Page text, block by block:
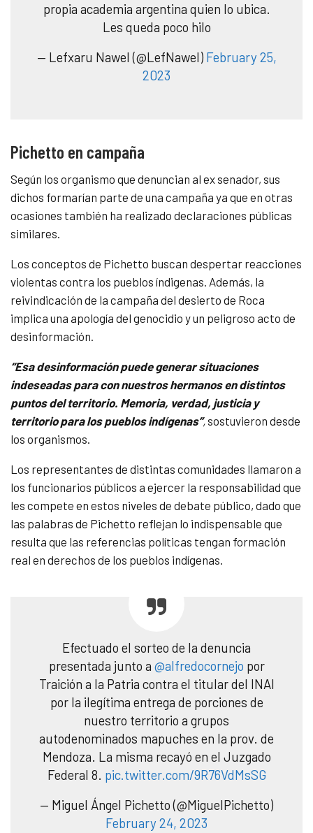
propia academia argentina quien lo ubica.
Les queda poco hilo
— Lefxaru Nawel (@LefNawel) February 25,
2023
Pichetto en campaña
Según los organismo que denuncian al ex senador, sus
dichos formarían parte de una campaña ya que en otras
ocasiones también ha realizado declaraciones públicas
similares.
Los conceptos de Pichetto buscan despertar reacciones
violentas contra los pueblos índigenas. Además, la
reivindicación de la campaña del desierto de Roca
implica una apología del genocidio y un peligroso acto de
desinformación.
“Esa desinformación puede generar situaciones
indeseadas para con nuestros hermanos en distintos
puntos del territorio. Memoria, verdad, justicia y
territorio para los pueblos indígenas”,sostuvieron desde
los organismos.
Los representantes de distintas comunidades llamaron a
los funcionarios públicos a ejercer la responsabilidad que
les compete en estos niveles de debate público, dado que
las palabras de Pichetto reflejan lo indispensable que
resulta que las referencias políticas tengan formación
real en derechos de los pueblos indígenas.
Efectuado el sorteo de la denuncia
presentada junto a @alfredocornejo por
Traición a la Patria contra el titular del INAI
por la ilegítima entrega de porciones de
nuestro territorio a grupos
autodenominados mapuches en la prov. de
Mendoza. La misma recayó en el Juzgado
Federal 8. pic.twitter.com/9R76VdMsSG
— Miguel Ángel Pichetto (@MiguelPichetto)
February 24, 2023